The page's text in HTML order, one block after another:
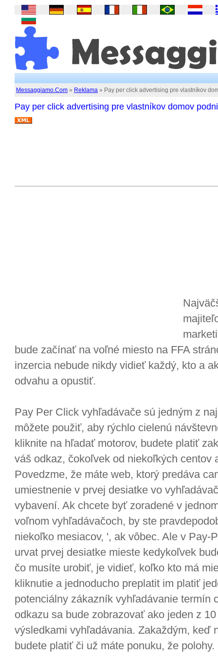
Messaggiamo.Com » Reklama » Pay per click advertising pre vlastníkov
Pay per click advertising pre vlastníkov domov
bude začínať na voľné miesto na FFA
inzercia nebude nikdy vidieť každý, kto a
odvahu a opustiť.
Pay Per Click vyhľadávače sú jedným z
môžete použiť, aby rýchlo cielenú
kliknite na hľadať motorov, budete platiť
váš odkaz, čokoľvek od niekoľkých centov
Povedzme, že máte web, ktorý predáva
umiestnenie v prvej desiatke vo
vybavení. Ak chcete byť zoradené v
voľnom vyhľadávačoch, by ste
niekoľko mesiacov, ', ak vôbec. Ale v Pay-
urvat prvej desiatke mieste kedykoľvek
čo musíte urobiť, je vidieť, koľko kto má
kliknutie a jednoducho preplatit im platiť
potenciálny zákazník vyhľadávanie termín
odkazu sa bude zobrazovať ako jeden z
výsledkami vyhľadávania. Zakaždým, keď
budete platiť či už máte ponuku, že polohy.